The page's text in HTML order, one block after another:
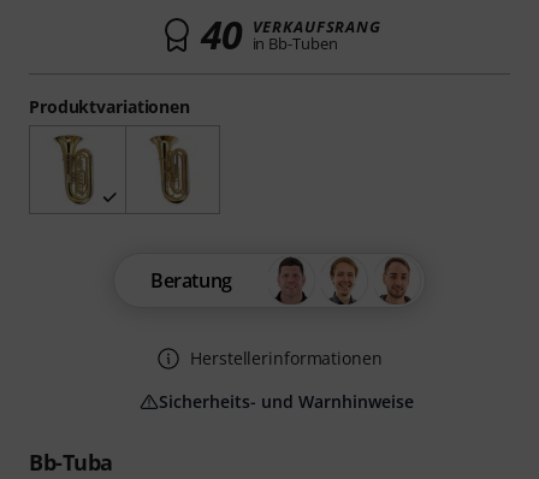
Bb-Tuba
Produktvariationen
40 VERKAUFSRANG
in Bb-Tuben
Beratung
Herstellerinformationen
Sicherheits- und Warnhinweise